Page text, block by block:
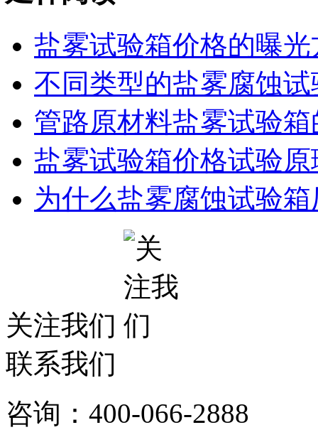
盐雾试验箱价格的曝光
不同类型的盐雾腐蚀试
管路原材料盐雾试验箱
盐雾试验箱价格试验原
为什么盐雾腐蚀试验箱
关注我们
联系我们
咨询：400-066-2888